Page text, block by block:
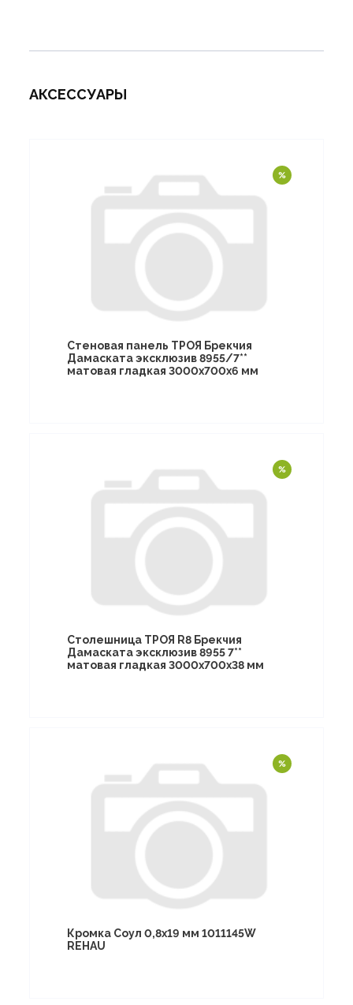
АКСЕССУАРЫ
Стеновая панель ТРОЯ Брекчия
Дамаската эксклюзив 8955/7**
матовая гладкая 3000х700х6 мм
Столешница ТРОЯ R8 Брекчия
Дамаската эксклюзив 8955 7**
матовая гладкая 3000х700х38 мм
Кромка Соул 0,8х19 мм 1011145W
REHAU